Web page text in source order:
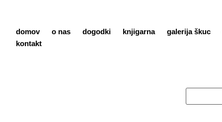
domov o nas dogodki knjigarna galerija škuc
kontakt